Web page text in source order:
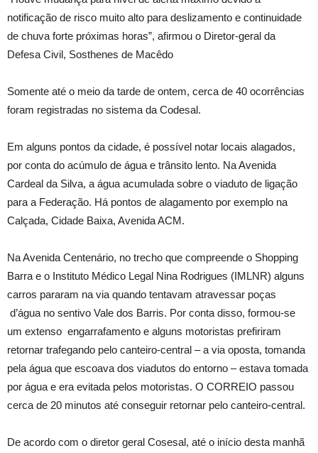
notificação de risco muito alto para deslizamento e continuidade
de chuva forte próximas horas”, afirmou o Diretor-geral da
Defesa Civil, Sosthenes de Macêdo
Somente até o meio da tarde de ontem, cerca de 40 ocorrências
foram registradas no sistema da Codesal.
Em alguns pontos da cidade, é possível notar locais alagados,
por conta do acúmulo de água e trânsito lento. Na Avenida
Cardeal da Silva, a água acumulada sobre o viaduto de ligação
para a Federação. Há pontos de alagamento por exemplo na
Calçada, Cidade Baixa, Avenida ACM.
Na Avenida Centenário, no trecho que compreende o Shopping
Barra e o Instituto Médico Legal Nina Rodrigues (IMLNR) alguns
carros pararam na via quando tentavam atravessar poças
d’água no sentivo Vale dos Barris. Por conta disso, formou-se
um extenso engarrafamento e alguns motoristas prefiriram
retornar trafegando pelo canteiro-central – a via oposta, tomanda
pela água que escoava dos viadutos do entorno – estava tomada
por água e era evitada pelos motoristas. O CORREIO passou
cerca de 20 minutos até conseguir retornar pelo canteiro-central.
De acordo com o diretor geral Cosesal, até o início desta manhã